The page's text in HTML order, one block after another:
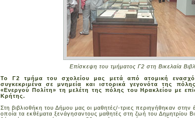
Επίσκεψη του τμήματος Γ2 στη Βικελαία
Το Γ2 τμήμα του σχολείου μας μετά από ατομική
συγκεκριμένα σε μνημεία και ιστορικά γεγονότα της
«Ενεργού Πολίτη» τη μελέτη της πόλης του Ηρακλείου με
Κρήτης.
Στη βιβλιοθήκη του Δήμου μας οι μαθητές/-τριες περιηγήθηκαν
οποία τα εκθέματα ξενάγησαντους μαθητές στη ζωή του Δημητρίου